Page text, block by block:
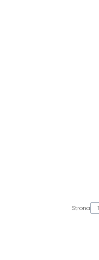
Strona